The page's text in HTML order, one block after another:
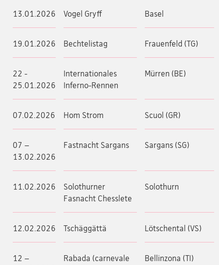
13.01.2026 Vogel Gryff Basel
19.01.2026 Bechtelistag Frauenfeld (TG)
22 -
25.01.2026
Internationales
Inferno-Rennen
Mürren (BE)
07.02.2026 Hom Strom Scuol (GR)
07 –
13.02.2026
Fastnacht Sargans Sargans (SG)
11.02.2026
Solothurner
Fasnacht Chesslete
Solothurn
12.02.2026 Tschäggättä Lötschental (VS)
12 –
Rabada (carnevale
Bellinzona (TI)